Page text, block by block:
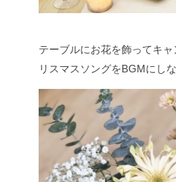
テーブルにお花を飾ってキ
リスマスソングをBGMにしな